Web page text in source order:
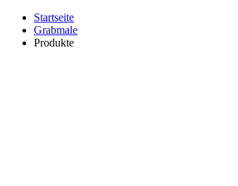
Startseite
Grabmale
Produkte